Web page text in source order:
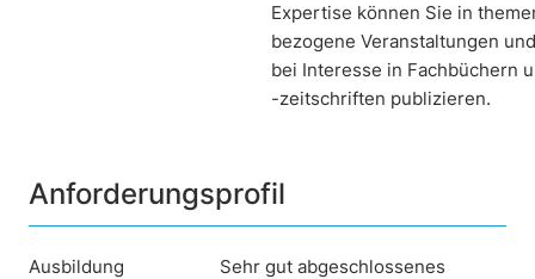
Expertise können Sie in
bezogene Veranstaltungen und
bei Interesse in Fachbüchern
-zeitschriften publizieren.
Anforderungsprofil
Ausbildung
Sehr gut abgeschlossenes